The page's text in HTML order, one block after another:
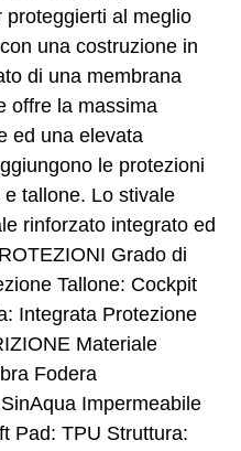
al meglio
una costruzione in
di una membrana
offre la massima
ed una elevata
le protezioni
tallone. Lo stivale
rinforzato integrato ed
Grado di
Tallone: Cockpit
Integrata Protezione
Materiale
Fodera
Impermeabile
Pad: TPU Struttura: